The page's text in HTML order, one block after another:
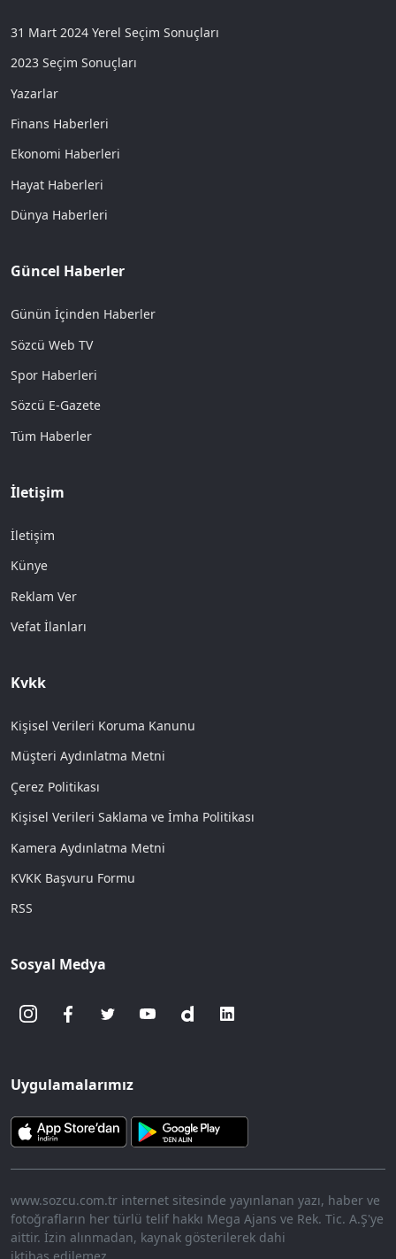
31 Mart 2024 Yerel Seçim Sonuçları
2023 Seçim Sonuçları
Yazarlar
Finans Haberleri
Ekonomi Haberleri
Hayat Haberleri
Dünya Haberleri
Güncel Haberler
Günün İçinden Haberler
Sözcü Web TV
Spor Haberleri
Sözcü E-Gazete
Tüm Haberler
İletişim
İletişim
Künye
Reklam Ver
Vefat İlanları
Kvkk
Kişisel Verileri Koruma Kanunu
Müşteri Aydınlatma Metni
Çerez Politikası
Kişisel Verileri Saklama ve İmha Politikası
Kamera Aydınlatma Metni
KVKK Başvuru Formu
RSS
Sosyal Medya
Uygulamalarımız
www.sozcu.com.tr internet sitesinde yayınlanan yazı, haber ve
fotoğrafların her türlü telif hakkı Mega Ajans ve Rek. Tic. A.Ş'ye
aittir. İzin alınmadan, kaynak gösterilerek dahi